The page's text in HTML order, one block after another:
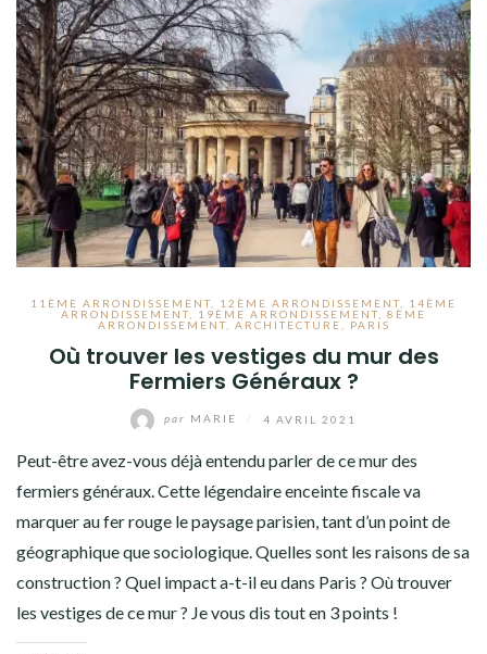
11ÈME ARRONDISSEMENT 12ÈME ARRONDISSEMENT
14ÈME
ARRONDISSEMENT
19ÈME ARRONDISSEMENT
8ÈME
ARRONDISSEMENT, ARCHITECTURE PARIS
Où trouver les vestiges du mur des
Fermiers Généraux ?
par MARIE 4 AVRIL 2021
Peut-être avez-vous déjà entendu parler de ce mur des
fermiers généraux. Cette légendaire enceinte fiscale va
marquer au fer rouge le paysage parisien, tant d’un point de
géographique que sociologique. Quelles sont les raisons de sa
construction ? Quel impact a-t-il eu dans Paris ? Où trouver
les vestiges de ce mur ? Je vous dis tout en 3 points !